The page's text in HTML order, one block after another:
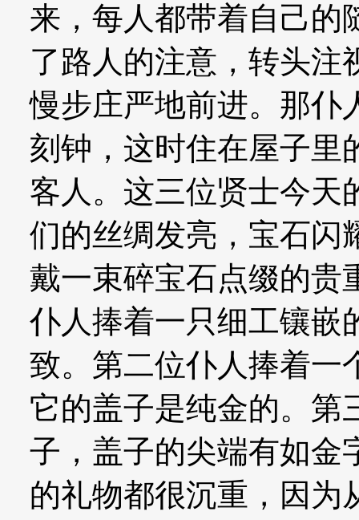
来，每人都带着自己的
了路人的注意，转头注
慢步庄严地前进。那仆
刻钟，这时住在屋子里
客人。这三位贤士今天
们的丝绸发亮，宝石闪
戴一束碎宝石点缀的贵
仆人捧着一只细工镶嵌
致。第二位仆人捧着一
它的盖子是纯金的。第
子，盖子的尖端有如金
的礼物都很沉重，因为